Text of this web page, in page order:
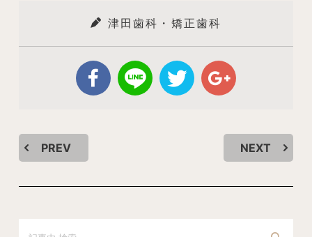
津田歯科・矯正歯科
PREV NEXT